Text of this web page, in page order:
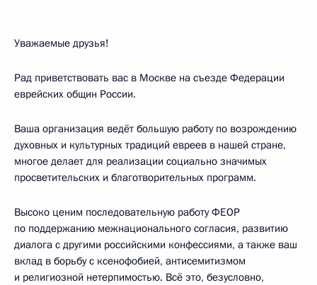
Уважаемые друзья!
Рад приветствовать вас в Москве на съезде Федерации
еврейских общин России.
Ваша организация ведёт большую работу по возрождению
духовных и культурных традиций евреев в нашей стране,
многое делает для реализации социально значимых
просветительских и благотворительных программ.
Высоко ценим последовательную работу ФЕОР
по поддержанию межнационального согласия, развитию
диалога с другими российскими конфессиями, а также ваш
вклад в борьбу с ксенофобией, антисемитизмом
и религиозной нетерпимостью. Всё это, безусловно,